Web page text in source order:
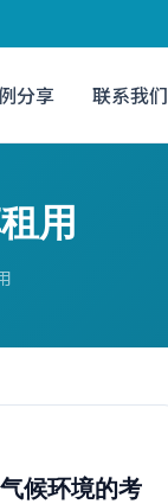
分享 联系我们
用
候环境的考